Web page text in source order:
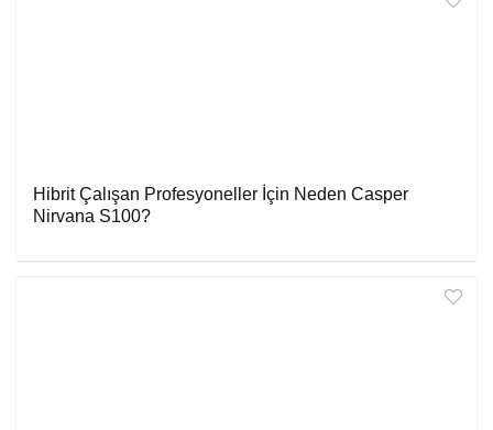
Hibrit Çalışan Profesyoneller İçin Neden Casper
Nirvana S100?